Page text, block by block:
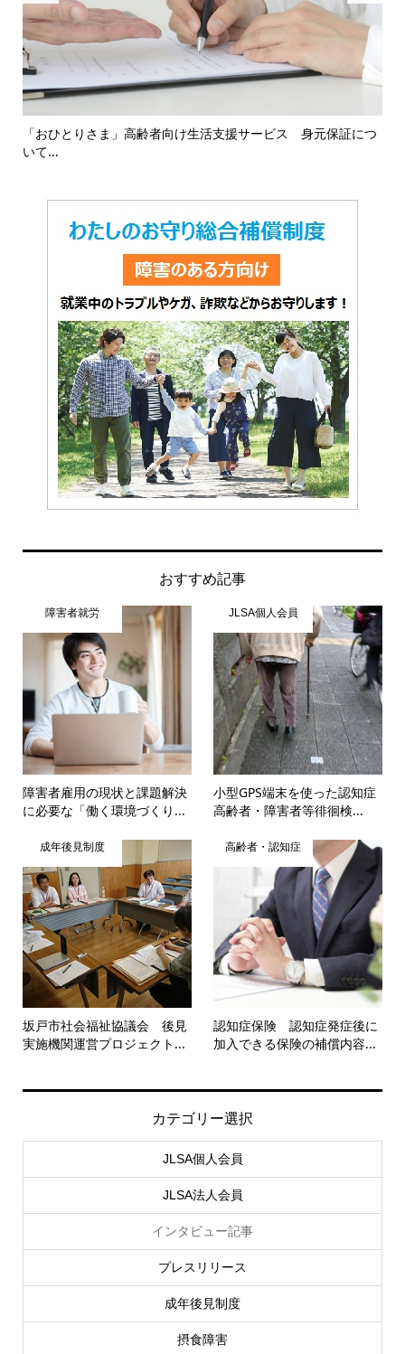
「おひとりさま」高齢者向け生活支援サービス 身元保証につ
いて...
おすすめ記事
障害者就労
障害者雇用の現状と課題解決
に必要な「働く環境づくり...
JLSA個人会員
小型GPS端末を使った認知症
高齢者・障害者等徘徊検...
成年後見制度
坂戸市社会福祉協議会 後見
実施機関運営プロジェクト...
高齢者・認知症
認知症保険 認知症発症後に
加入できる保険の補償内容...
カテゴリー選択
JLSA個人会員
JLSA法人会員
インタビュー記事
プレスリリース
成年後見制度
摂食障害